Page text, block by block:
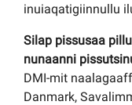
inuiaqatigiinnullu
Silap pissusaa
nunaanni
DMI-mit
Danmark,